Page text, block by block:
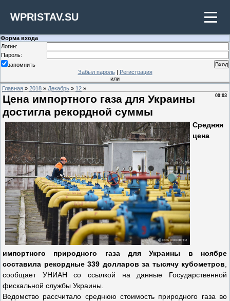
WPRISTAV.SU
Форма входа
Логин:
Пароль:
запомнить
Забыл пароль| Регистрация
или
Главная » 2018 » Декабрь » 12 »
09:03
Цена импортного газа для Украины
достигла рекордной суммы
Средняя
цена
импортного природного газа для Украины в ноябре
составила рекордные 339 долларов за тысячу кубометров
сообщает УНИАН со ссылкой на данные Государственной
фискальной службы Украины.
Ведомство рассчитало среднюю стоимость природного газа во